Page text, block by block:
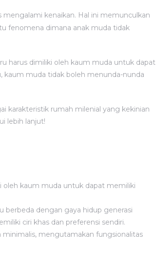
kenaikan. Hal ini memunculkan
fenomena dimana anak muda tidak
harus dimiliki oleh kaum muda untuk dapat
kaum muda tidak boleh menunda-nunda
karakteristik rumah milenial yang kekinian
lebih lanjut!
oleh kaum muda untuk dapat memiliki
berbeda dengan gaya hidup generasi
ciri khas dan preferensi sendiri.
mengutamakan fungsionalitas